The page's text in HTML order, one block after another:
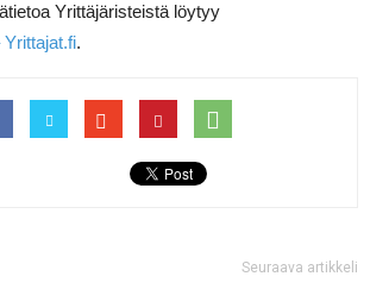
Yrittäjäristeistä löytyy
.
Seuraava artikkeli